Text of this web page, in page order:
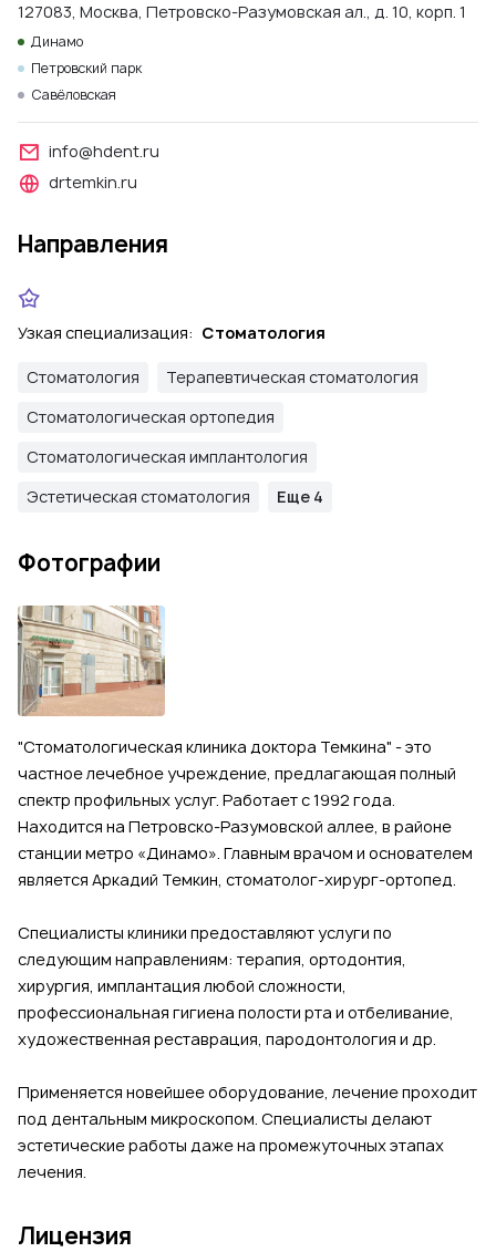
127083, Москва, Петровско-Разумовская ал., д. 10, корп. 1
Динамо
Петровский парк
Савёловская
info@hdent.ru
drtemkin.ru
Направления
Узкая специализация: Стоматология
Стоматология
Терапевтическая стоматология
Стоматологическая ортопедия
Стоматологическая имплантология
Эстетическая стоматология
Еще 4
Фотографии
"Стоматологическая клиника доктора Темкина" - это
частное лечебное учреждение, предлагающая полный
спектр профильных услуг. Работает с 1992 года.
Находится на Петровско-Разумовской аллее, в районе
станции метро «Динамо». Главным врачом и основателем
является Аркадий Темкин, стоматолог-хирург-ортопед.
Специалисты клиники предоставляют услуги по
следующим направлениям: терапия, ортодонтия,
хирургия, имплантация любой сложности,
профессиональная гигиена полости рта и отбеливание,
художественная реставрация, пародонтология и др.
Применяется новейшее оборудование, лечение проходит
под дентальным микроскопом. Специалисты делают
эстетические работы даже на промежуточных этапах
лечения.
Лицензия